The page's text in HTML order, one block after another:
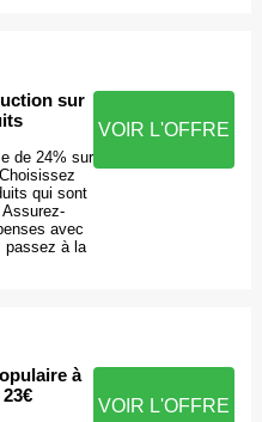
sur
de 24% sur
qui sont
avec
passez à la
VOIR L'OFFRE
à
VOIR L'OFFRE